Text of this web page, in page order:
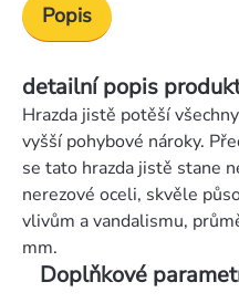
Popis
detailní popis
Hrazda jistě potěší
vyšší pohybové nároky.
se tato hrazda jistě stane
nerezové oceli, skvěle
vlivům a vandalismu,
mm.
Doplňkové